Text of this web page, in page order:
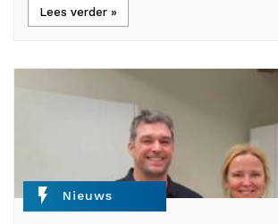
Lees verder »
flash_on Nieuws